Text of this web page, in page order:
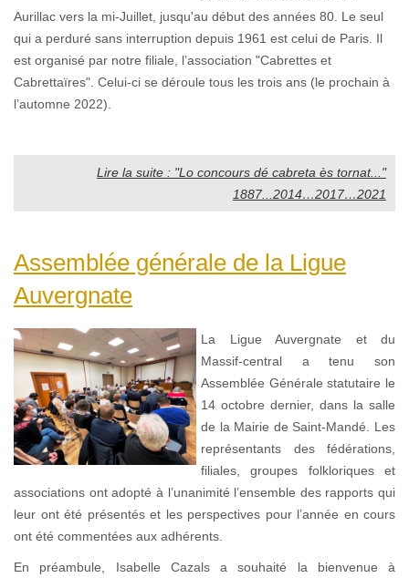
Aurillac vers la mi-Juillet, jusqu'au début des années 80. Le seul
qui a perduré sans interruption depuis 1961 est celui de Paris. Il
est organisé par notre filiale, l’association "Cabrettes et
Cabrettaïres". Celui-ci se déroule tous les trois ans (le prochain à
l’automne 2022).
Lire la suite : "Lo concours dé cabreta ès tornat..."
1887...2014…2017…2021
Assemblée générale de la Ligue
Auvergnate
La Ligue Auvergnate et du
Massif-central a tenu son
Assemblée Générale statutaire le
14 octobre dernier, dans la salle
de la Mairie de Saint-Mandé. Les
représentants des fédérations,
filiales, groupes folkloriques et
associations ont adopté à l’unanimité l’ensemble des rapports qui
leur ont été présentés et les perspectives pour l’année en cours
ont été commentées aux adhérents.
En préambule, Isabelle Cazals a souhaité la bienvenue à